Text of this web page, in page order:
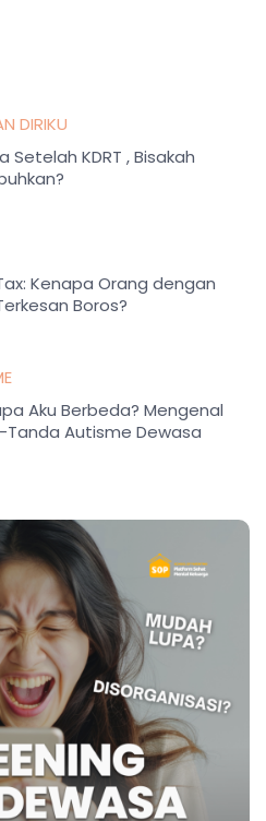
DIRIKU
Setelah KDRT , Bisakah
Kenapa Orang dengan
Boros?
Aku Berbeda? Mengenal
Tanda Autisme Dewasa